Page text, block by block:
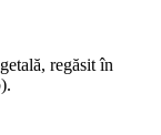
regăsit în